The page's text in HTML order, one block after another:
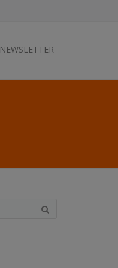
NEWSLETTER